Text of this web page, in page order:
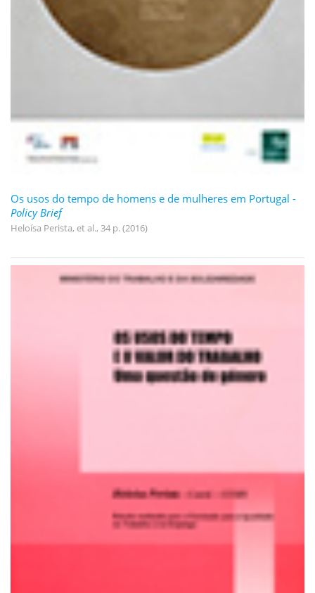
Os usos do tempo de homens e de mulheres em Portugal -
Policy Brief
Heloísa Perista, et al., 34 p. (2016)